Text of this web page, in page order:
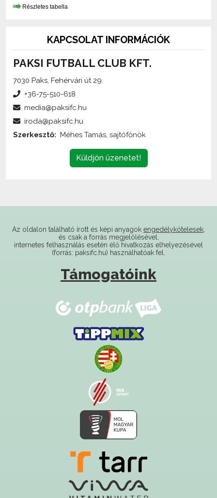
Részletes tabella
KAPCSOLAT INFORMÁCIÓK
PAKSI FUTBALL CLUB KFT.
7030 Paks, Fehérvári út 29.
+36-75-510-618
media@paksifc.hu
iroda@paksifc.hu
Szerkesztő: Méhes Tamás, sajtófőnök
Küldjön üzenetet!
Az oldalon található írott és képi anyagok engedélykötelesek
és csak a forrás megjelölésével,
internetes felhasználás esetén élő hivatkozás elhelyezésével
(forrás: paksifc.hu) használhatóak fel.
Támogatóink